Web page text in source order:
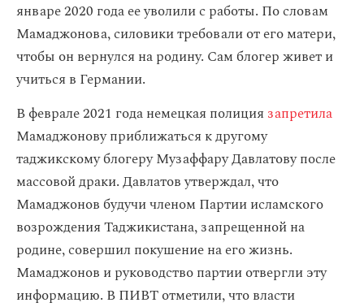
январе 2020 года ее уволили с работы. По словам
Мамаджонова, силовики требовали от его матери,
чтобы он вернулся на родину. Сам блогер живет и
учиться в Германии.
В феврале 2021 года немецкая полиция запретила
Мамаджонову приближаться к другому
таджикскому блогеру Музаффару Давлатову после
массовой драки. Давлатов утверждал, что
Мамаджонов будучи членом Партии исламского
возрождения Таджикистана, запрещенной на
родине, совершил покушение на его жизнь.
Мамаджонов и руководство партии отвергли эту
информацию. В ПИВТ отметили, что власти